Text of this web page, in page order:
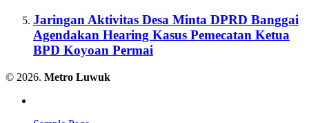
Jaringan Aktivitas Desa Minta DPRD Banggai
Agendakan Hearing Kasus Pemecatan Ketua
BPD Koyoan Permai
© 2026. Metro Luwuk